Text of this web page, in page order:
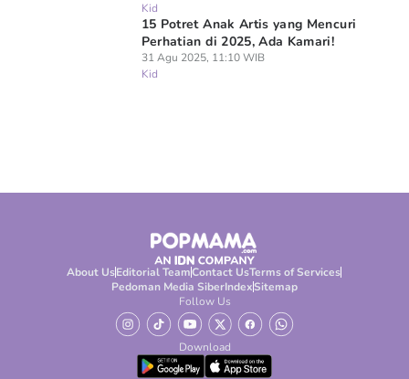
Kid
15 Potret Anak Artis yang Mencuri
Perhatian di 2025, Ada Kamari!
31 Agu 2025, 11:10 WIB
Kid
About UsEditorial TeamContact UsTerms of Services
Pedoman Media SiberIndexSitemap
Follow Us
Download